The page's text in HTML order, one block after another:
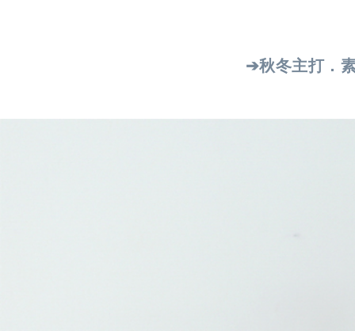
➔秋冬主打．